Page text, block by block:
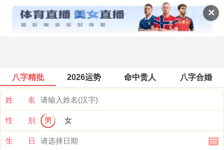
✕
全国天气
八字精批 2026运势 命中贵人 八字合婚
姓 名
性 别 男 女
生 日